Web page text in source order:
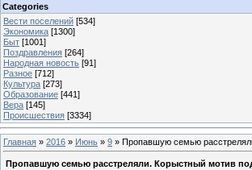
Categories
Вести поселений [534]
Экономика [1300]
Быт [1001]
Поздравления [264]
Народная новость [91]
Разное [712]
Культура [273]
Образование [441]
Вера [145]
Происшествия [3334]
Главная » 2016 » Июнь » 9 » Пропавшую семью
Пропавшую семью расстреляли. Корыстный мотив